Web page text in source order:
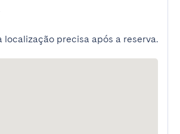
localização precisa após a reserva.